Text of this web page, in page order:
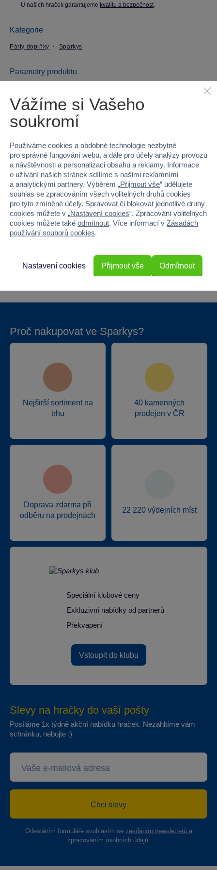
U našich hraček garantujeme kvalitu a bezpečnost.
Kategorie
Párty doplňky Sparkys
Parametry produktu
EAN 6937672301958
Kód produktu
Značka Sparkys
Věk od 6
Pohlaví HOLKA, KLUK
Šířka 11
Výška 15
Hmotnost v gramech 18
Proč nakupovat ve Sparkys?
Nejširší sortiment na
trhu
40 kamenných
prodejen v ČR
Doprava zdarma při
odběru na prodejnách
22 220 výdejních míst
Speciální klubové ceny
Exkluzivní nabídky od partnerů
Překvapení
Vstoupit do klubu
Slevy na hračky do vaší pošty
Posíláme 1x týdně akční nabídku hraček. Nezahltíme vám
schránku, nebojte :)
Chci slevy
Odesláním formuláře souhlasím se zasíláním newsletterů a
zpracováním osobních údajů.
Vážíme si Vašeho
soukromí
Používáme cookies a obdobné technologie nezbytné
pro správné fungování webu, a dále pro účely analýzy provozu
a návštěvnosti a personalizaci obsahu a reklamy. Informace
o užívání našich stránek sdílíme s našimi reklamními
a analytickými partnery. Výběrem „Přijmout vše“ udělujete
souhlas se zpracováním všech volitelných druhů cookies
pro tyto zmíněné účely. Spravovat či blokovat jednotlivé druhy
cookies můžete v „Nastavení cookies“. Zpracování volitelných
cookies můžete také odmítnout. Více informací v Zásadách
používání souborů cookies.
Odmítnout
Nastavení cookies Přijmout vše